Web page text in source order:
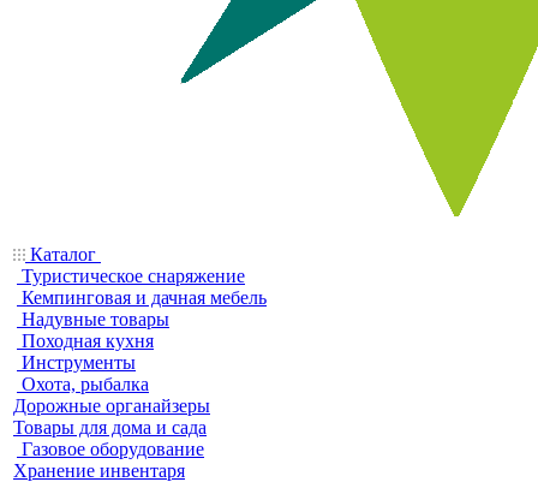
Каталог
Туристическое снаряжение
Кемпинговая и дачная мебель
Надувные товары
Походная кухня
Инструменты
Охота, рыбалка
Дорожные органайзеры
Товары для дома и сада
Газовое оборудование
Хранение инвентаря